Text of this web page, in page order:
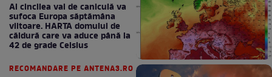
Al cincilea val de caniculă va
sufoca Europa săptămâna
viitoare. HARTA domului de
căldură care va aduce până la
42 de grade Celsius
RECOMANDARE PE ANTENA3.RO